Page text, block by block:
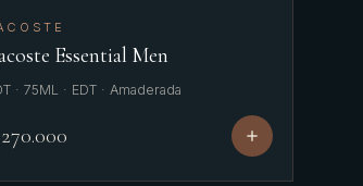
Essential Men
· 75ML · EDT · Amaderada